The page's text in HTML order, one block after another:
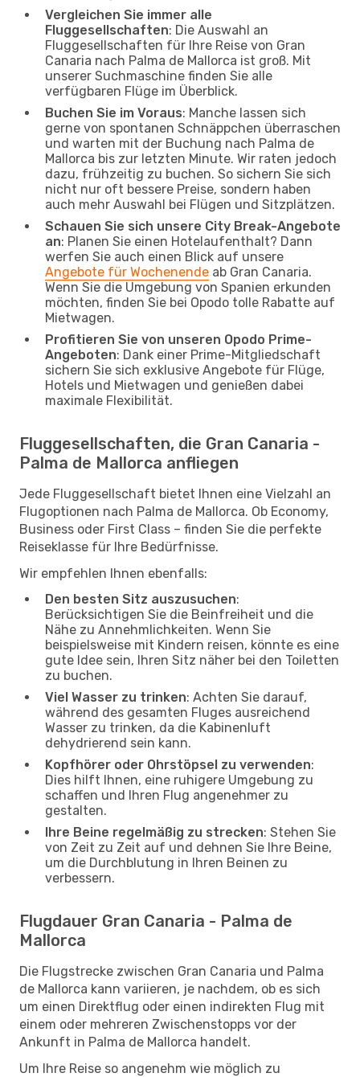
Vergleichen Sie immer alle
Fluggesellschaften: Die Auswahl an
Fluggesellschaften für Ihre Reise von Gran
Canaria nach Palma de Mallorca ist groß. Mit
unserer Suchmaschine finden Sie alle
verfügbaren Flüge im Überblick.
Buchen Sie im Voraus: Manche lassen sich
gerne von spontanen Schnäppchen überraschen
und warten mit der Buchung nach Palma de
Mallorca bis zur letzten Minute. Wir raten jedoch
dazu, frühzeitig zu buchen. So sichern Sie sich
nicht nur oft bessere Preise, sondern haben
auch mehr Auswahl bei Flügen und Sitzplätzen.
Schauen Sie sich unsere City Break-Angebote
an: Planen Sie einen Hotelaufenthalt? Dann
werfen Sie auch einen Blick auf unsere
Angebote für Wochenende ab Gran Canaria.
Wenn Sie die Umgebung von Spanien erkunden
möchten, finden Sie bei Opodo tolle Rabatte auf
Mietwagen.
Profitieren Sie von unseren Opodo Prime-
Angeboten: Dank einer Prime-Mitgliedschaft
sichern Sie sich exklusive Angebote für Flüge,
Hotels und Mietwagen und genießen dabei
maximale Flexibilität.
Fluggesellschaften, die Gran Canaria -
Palma de Mallorca anfliegen
Jede Fluggesellschaft bietet Ihnen eine Vielzahl an
Flugoptionen nach Palma de Mallorca. Ob Economy,
Business oder First Class – finden Sie die perfekte
Reiseklasse für Ihre Bedürfnisse.
Wir empfehlen Ihnen ebenfalls:
Den besten Sitz auszusuchen:
Berücksichtigen Sie die Beinfreiheit und die
Nähe zu Annehmlichkeiten. Wenn Sie
beispielsweise mit Kindern reisen, könnte es eine
gute Idee sein, Ihren Sitz näher bei den Toiletten
zu buchen.
Viel Wasser zu trinken: Achten Sie darauf,
während des gesamten Fluges ausreichend
Wasser zu trinken, da die Kabinenluft
dehydrierend sein kann.
Kopfhörer oder Ohrstöpsel zu verwenden:
Dies hilft Ihnen, eine ruhigere Umgebung zu
schaffen und Ihren Flug angenehmer zu
gestalten.
Ihre Beine regelmäßig zu strecken: Stehen Sie
von Zeit zu Zeit auf und dehnen Sie Ihre Beine,
um die Durchblutung in Ihren Beinen zu
verbessern.
Flugdauer Gran Canaria - Palma de
Mallorca
Die Flugstrecke zwischen Gran Canaria und Palma
de Mallorca kann variieren, je nachdem, ob es sich
um einen Direktflug oder einen indirekten Flug mit
einem oder mehreren Zwischenstopps vor der
Ankunft in Palma de Mallorca handelt.
Um Ihre Reise so angenehm wie möglich zu